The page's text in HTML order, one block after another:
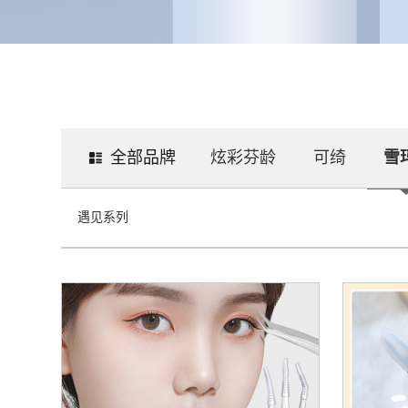
全部品牌 炫彩芬龄 可绮 雪
遇见系列